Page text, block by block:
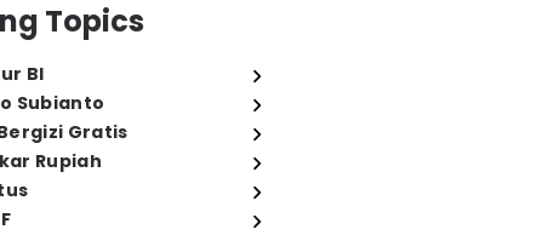
Topics
BI
Subianto
Gratis
Rupiah